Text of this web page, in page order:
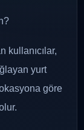
kullanıcılar,
yurt
göre